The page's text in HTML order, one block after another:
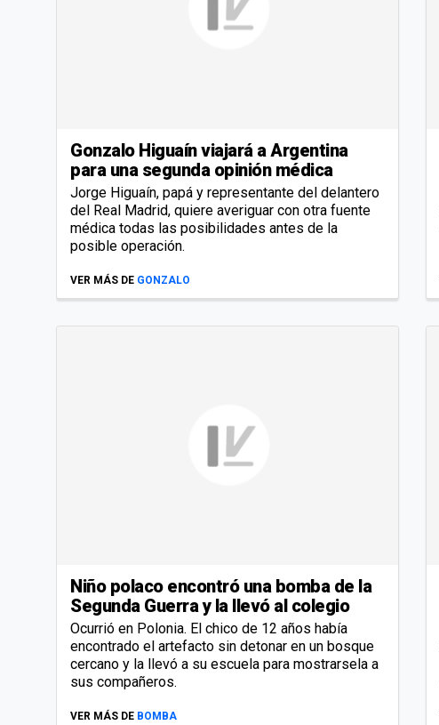
Gonzalo Higuaín viajará a Argentina
para una segunda opinión médica
Jorge Higuaín, papá y representante del delantero
del Real Madrid, quiere averiguar con otra fuente
médica todas las posibilidades antes de la
posible operación.
VER MÁS DE GONZALO
Niño polaco encontró una bomba de la
Segunda Guerra y la llevó al colegio
Ocurrió en Polonia. El chico de 12 años había
encontrado el artefacto sin detonar en un bosque
cercano y la llevó a su escuela para mostrarsela a
sus compañeros.
VER MÁS DE BOMBA